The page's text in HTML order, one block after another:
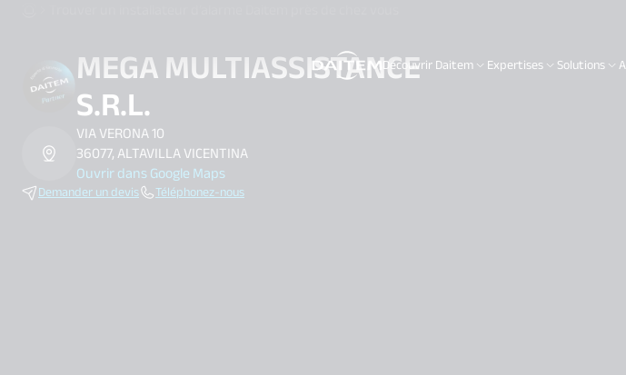
Découvrir Daitem Expertises Solutions
search.label
MEGA MULTIASSISTANCE
S.R.L.
VIA VERONA 10
36077, ALTAVILLA VICENTINA
Ouvrir dans Google Maps
Demander un devis Téléphonez-nous